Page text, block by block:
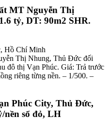
MT Nguyễn Thị
tỷ, DT: 90m2 SHR.
Hồ Chí Minh
Thị Nhung, Thủ Đức đối
đô thị Vạn Phúc. Giá: Trả trước
riêng từng nền. – 1/500. –
Phúc City, Thủ Đức,
nền sổ đỏ, LH